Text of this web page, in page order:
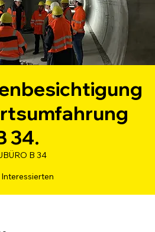
34.
B 34